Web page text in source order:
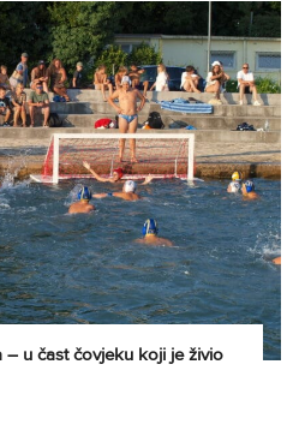
– u čast čovjeku koji je živio